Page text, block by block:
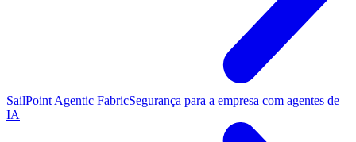
SailPoint Agentic FabricSegurança para a empresa com agentes de
IA